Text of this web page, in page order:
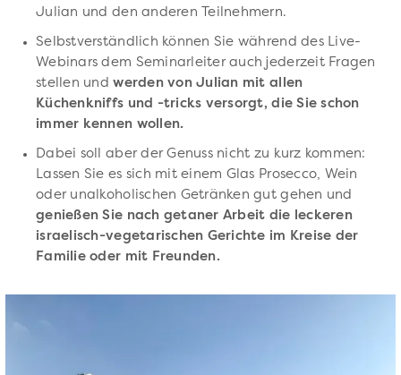
Julian und den anderen Teilnehmern.
Selbstverständlich können Sie während des Live-
Webinars dem Seminarleiter auch jederzeit Fragen
stellen undwerden von Julian mit allen
Küchenkniffs und -tricks versorgt, die Sie schon
immer kennen wollen.
Dabei soll aber der Genuss nicht zu kurz kommen:
Lassen Sie es sich mit einem Glas Prosecco, Wein
oder unalkoholischen Getränken gut gehen und
genießen Sie nach getaner Arbeit die leckeren
israelisch-vegetarischen Gerichte im Kreise der
Familie oder mit Freunden.